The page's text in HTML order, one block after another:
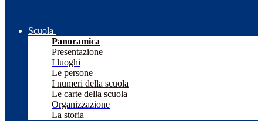
Scuola
Panoramica
Presentazione
I luoghi
Le persone
I numeri della scuola
Le carte della scuola
Organizzazione
La storia